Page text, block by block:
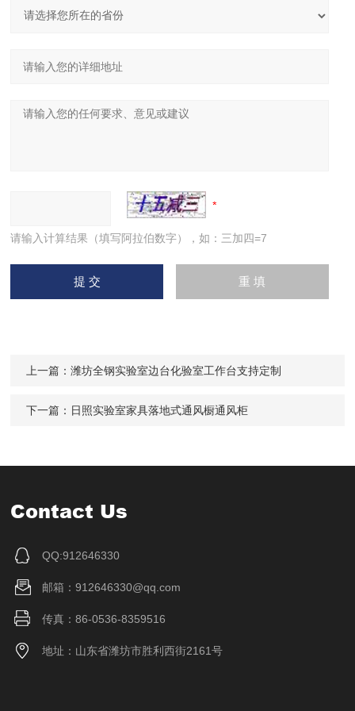
请输入计算结果（填写阿拉伯数字），如：三加四=7
上一篇：潍坊全钢实验室边台化验室工作台支持定制
下一篇： 日照实验室家具落地式通风橱通风柜
Contact Us
QQ:912646330
邮箱：912646330@qq.com
传真：86-0536-8359516
地址：山东省潍坊市胜利西街2161号